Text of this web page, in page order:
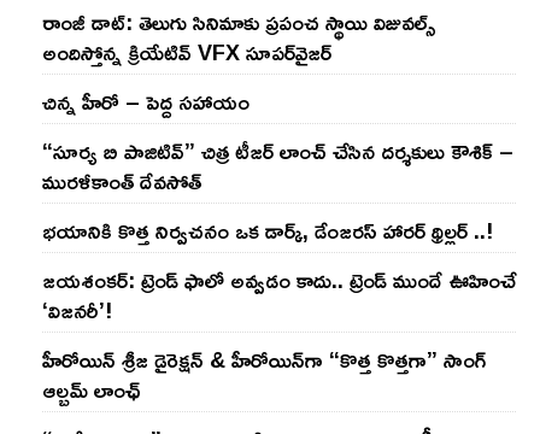
రాంజీ డాట్: తెలుగు సినిమాకు ప్రపంచ స్థాయి విజువల్స్
అందిస్తోన్న క్రియేటివ్ VFX సూపర్‌వైజర్
చిన్న హీరో – పెద్ద సహాయం
“సూర్య బి పాజిటివ్” చిత్ర టీజర్ లాంచ్ చేసిన‌ దర్శకులు కౌశిక్ –
మురళీకాంత్ దేవసోత్
భయానికి కొత్త నిర్వచనం ఒక డార్క్, డేంజరస్ హారర్ థ్రిల్లర్ ..!
జయశంకర్: ట్రెండ్‌ ఫాలో అవ్వడం కాదు.. ట్రెండ్‌ ముందే ఊహించే
‘విజనరీ’!
హీరోయిన్ శ్రీజ డైరెక్ష‌న్ & హీరోయిన్‌గా “కొత్త కొత్తగా” సాంగ్
ఆల్బమ్ లాంఛ్